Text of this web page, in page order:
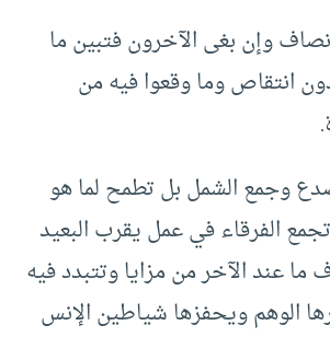
وإن بغى الآخرون فتبين ما
انتقاص وما وقعوا فيه من
وجمع الشمل بل تطمح لما هو
الفرقاء في عمل يقرب البعيد
عند الآخر من مزايا وتتبدد فيه
الوهم ويحفزها شياطين الإنس